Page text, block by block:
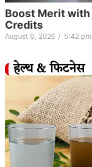
Boost Merit
Credits
August 6, 2026 / 5:42 pm
हेल्थ & फिटनेस